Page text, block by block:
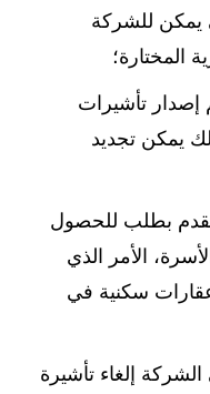
يمكن للشركة
المختارة؛
إصدار تأشيرات
يمكن تجديد
بطلب للحصول
الأمر الذي
سكنية في
إلغاء تأشيرة